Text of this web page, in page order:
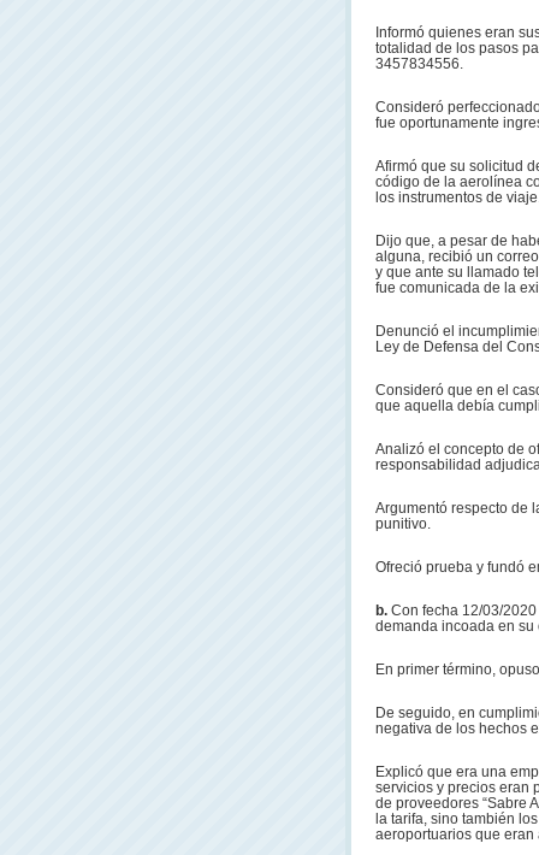
Informó quienes eran
totalidad de los pasos
3457834556.
Consideró
fue oportunamente
Afirmó que su solicitud
código de la aerolínea
los instrumentos de
Dijo que, a pesar de
alguna, recibió un
y que ante su llamado
fue comunicada de la
Denunció el
Ley de Defensa del
Consideró que en el
que aquella debía
Analizó el concepto de
responsabilidad
Argumentó respecto de
punitivo.
Ofreció prueba y fundó
b. Con fecha 12/03/
demanda incoada en
En primer término,
De seguido, en
negativa de los hechos
Explicó que era una
servicios y precios eran
de proveedores “Sabre
la tarifa, sino también
aeroportuarios que